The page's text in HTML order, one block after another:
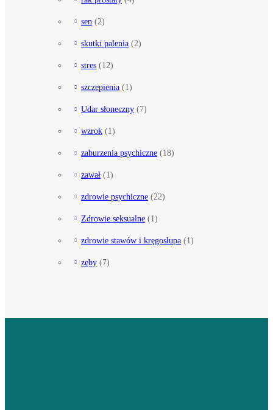
sen (2)
skutki palenia (2)
stres (12)
szczepienia (1)
Udar słoneczny (7)
wzrok (1)
zaburzenia psychiczne (18)
zawał (1)
zdrowie psychiczne (22)
Zdrowie seksualne (1)
zdrowie stawów i kręgosłupa (1)
zęby (7)